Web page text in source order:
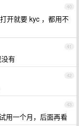
40
开就要 kyc ，都用不
41
有
42
43
用一个月，后面再看